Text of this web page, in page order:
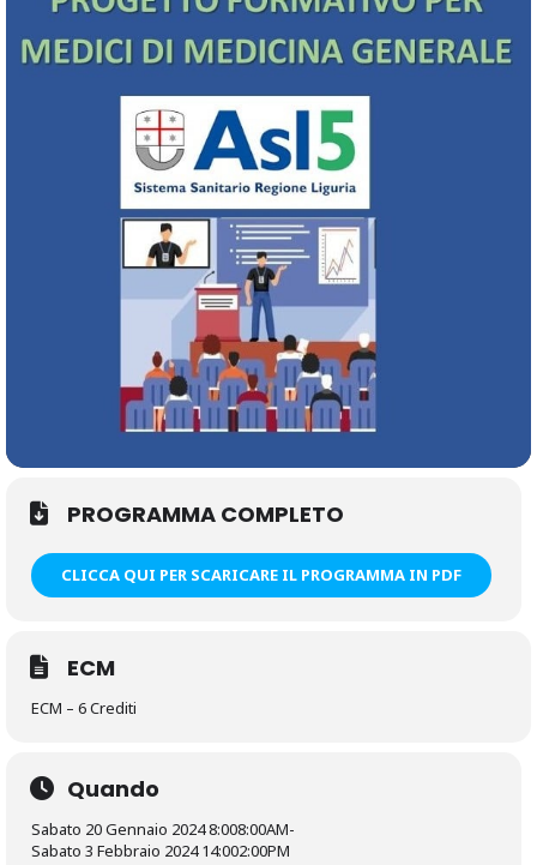
diagnostica e terapeutica riservando allo specialista i casi più
prescrittiva attraverso l’adozione di percorsi condivisi e mirati sia
per garantire l’accesso alle prestazioni da parte di coloro che ne
necessitano,
sia per contenere l’impiego di risorse relativo alla esecuzione di
indagini che non apportano informazioni utili per la
prosecuzione delle cure.
PROGRAMMA COMPLETO
CLICCA QUI PER SCARICARE IL PROGRAMMA IN PDF
ECM
ECM – 6 Crediti
Quando
Sabato 20 Gennaio 2024 8:008:00AM-
Sabato 3 Febbraio 2024 14:002:00PM